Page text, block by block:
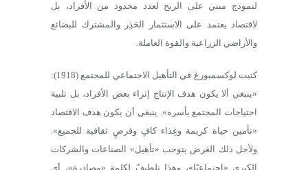
لنموذج مبني على الربح لعدد محدود من الأفراد، بل
لاقتصاد يعتمد على الاستثمار الحَذِر والمشترك للبضائع
والأراضي الزراعية والقوة العاملة.
كتبت لوكسمبورغ في التأهيل الاجتماعي للمجتمع (1918):
«ينبغي ألا يكون هدف الإنتاج إثراء بعض الأفراد، بل تلبية
احتياجات المجتمع بأسره». ينبغي أن يكون هدف الاقتصاد
«تأمين حياة كريمة وغِذاء كافٍ وفرصٍ ثقافية للجميع».
ولأجل ذلك الغرض يتوجب «تأهيل» الصناعات والشركات
الكبرى «اجتماعيًا»، وهذا تلطيفٌ لكلمة «مصادرة»، أي